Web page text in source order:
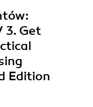
3. Get
Edition